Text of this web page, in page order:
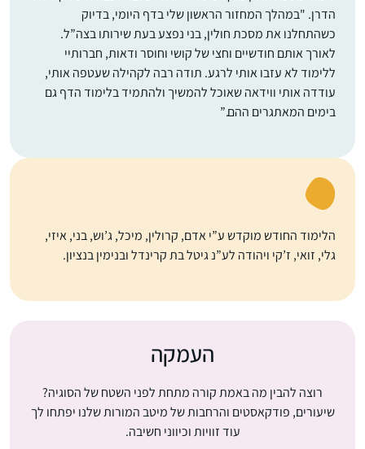
הדרן. "במהלך המחזור הראשון שלי בדף היומי, בדיוק
כשהתחלנו את מסכת חולין, בני נפצע בעת שירותו בצה”ל.
לאורך אותם חודשיים וחצי של קושי וחוסר ודאות, חברותיי
ללימוד לא עזבו אותי לרגע. תודה רבה לקהילה שעטפה אותי,
עודדה אותי ווידאה שאוכל להמשיך ולהתמיד בלימוד הדף גם
בימים המאתגרים ההם.”
הלימוד החודש מוקדש ע”י אדם, קרולין, מיכל, ג’וש, בני, איזי,
גלי, זואי, ז’קי ויהודה לע”נ גיטל בת קרינדל ובנימין בנציון.
העמקה
רוצה להבין מה באמת קורה מתחת לפני השטח של הסוגיה?
שיעורים, פודקאסטים והרחבות של מיטב המורות שלנו יפתחו לך
עוד זוויות וכיווני חשיבה.